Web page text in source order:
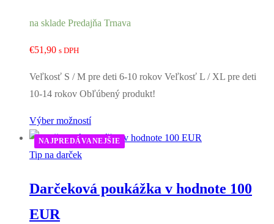
na sklade Predajňa Trnava
€51,90 s DPH
Veľkosť S / M pre deti 6-10 rokov Veľkosť L / XL pre deti
10-14 rokov Obľúbený produkt!
Výber možností
Tip na darček
NAJPREDÁVANEJŠIE
Darčeková poukážka v hodnote 100
EUR